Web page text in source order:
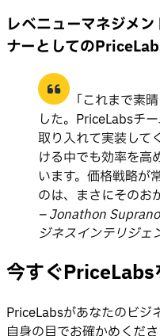
レベニューマネジメ
ナーとしての
「これまで素
した。PriceLabsチ
取り入れて実装して
ける中でも効率を高
います。価格戦略が
のは、まさにそのお
– Jonathon
ジネスインテリジェ
今すぐPriceLabs
PriceLabsがあなたのビジ
自身の目でお確かめくだ